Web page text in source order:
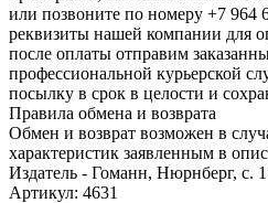
или позвоните по номеру +7 964
реквизиты нашей компании для
после оплаты отправим
профессиональной курьерской
посылку в срок в целости и
Правила обмена и возврата
Обмен и возврат возможен в
характеристик заявленным в
Издатель - Гоманн, Нюрнберг, c.
Артикул: 4631